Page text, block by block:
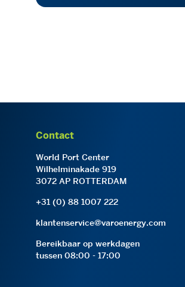
Contact
World Port Center
Wilhelminakade 919
3072 AP ROTTERDAM
+31 (0) 88 1007 222
klantenservice@varoenergy.com
Bereikbaar op werkdagen
tussen 08:00 - 17:00